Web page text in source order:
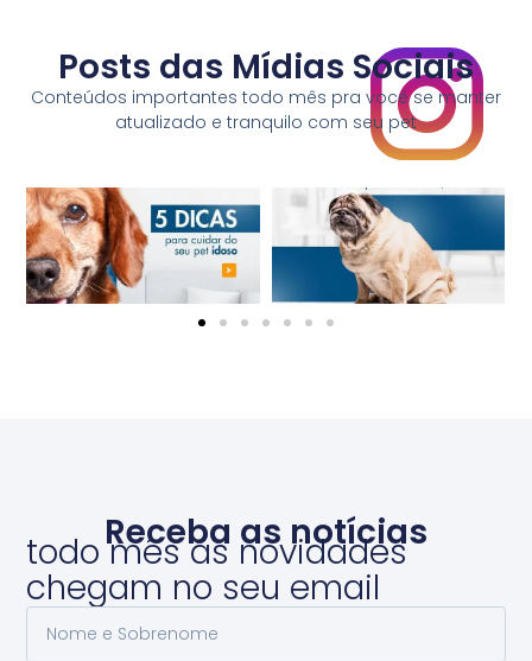
Posts das Mídias Sociais
Conteúdos importantes todo mês pra você se manter
atualizado e tranquilo com seu pet
Receba as notícias
todo mês as novidades
chegam no seu email